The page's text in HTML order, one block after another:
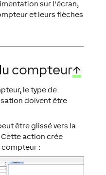
sur l'écran,
et leurs flèches
compteur↑
le type de
doivent être
être glissé vers la
action crée
: